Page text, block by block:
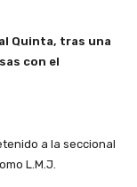
Quinta, tras una
con el
a la seccional
L.M.J.